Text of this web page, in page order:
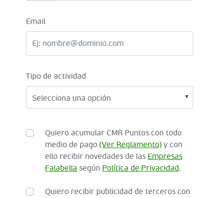
Email
Tipo de actividad
Quiero acumular CMR Puntos con todo
medio de pago (Ver Reglamento) y con
ello recibir novedades de las Empresas
Falabella según Política de Privacidad.
Quiero recibir publicidad de terceros con